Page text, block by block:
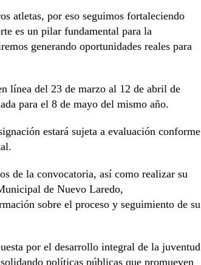
atletas, por eso seguimos fortaleciendo
es un pilar fundamental para la
generando oportunidades reales para
línea del 23 de marzo al 12 de abril de
para el 8 de mayo del mismo año.
estará sujeta a evaluación conforme
de la convocatoria, así como realizar su
de Nuevo Laredo,
sobre el proceso y seguimiento de su
por el desarrollo integral de la juventud
políticas públicas que promueven